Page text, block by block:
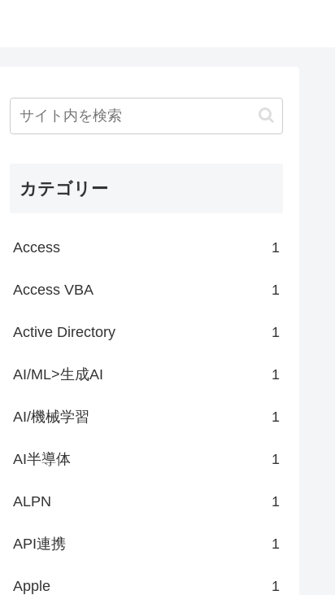
カテゴリー
Access 1
Access VBA 1
Active Directory 1
AI/ML>生成AI 1
AI/機械学習 1
AI半導体 1
ALPN 1
API連携 1
Apple 1